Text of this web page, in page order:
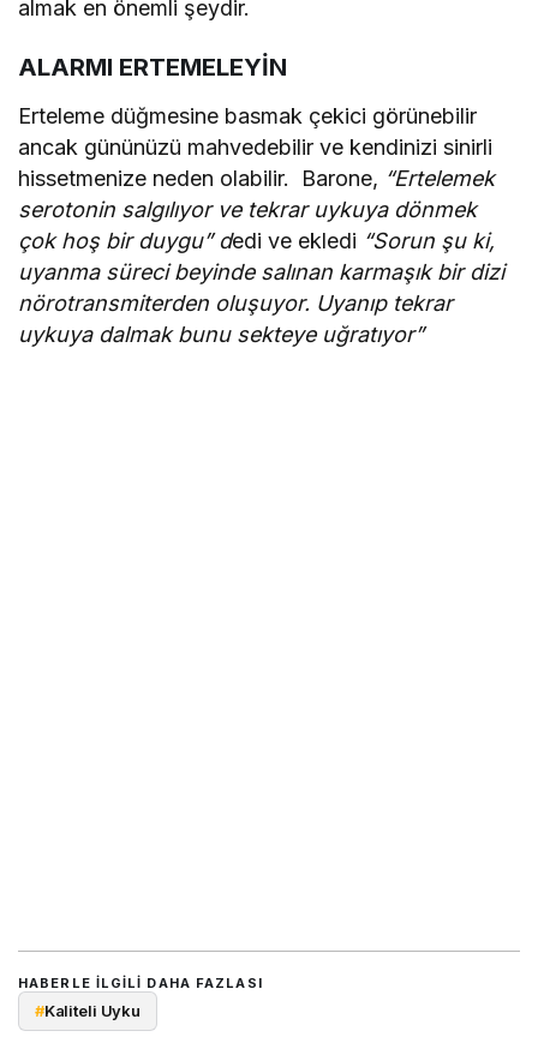
almak en önemli şeydir.
ALARMI ERTEMELEYİN
Erteleme düğmesine basmak çekici görünebilir
ancak gününüzü mahvedebilir ve kendinizi sinirli
hissetmenize neden olabilir. Barone, “Ertelemek
serotonin salgılıyor ve tekrar uykuya dönmek
çok hoş bir duygu” dedi ve ekledi “Sorun şu ki,
uyanma süreci beyinde salınan karmaşık bir dizi
nörotransmiterden oluşuyor. Uyanıp tekrar
uykuya dalmak bunu sekteye uğratıyor”
HABERLE ILGILI DAHA FAZLASI
#Kaliteli Uyku